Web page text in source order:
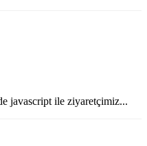
javascript ile ziyaretçimiz...